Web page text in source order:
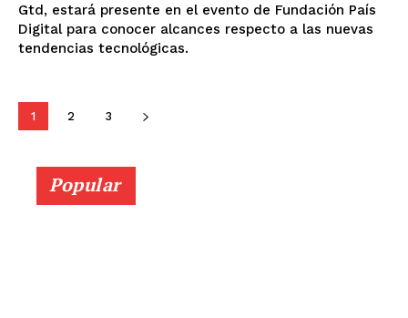
Gtd, estará presente en el evento de Fundación País
Digital para conocer alcances respecto a las nuevas
tendencias tecnológicas.
1 2 3
Popular